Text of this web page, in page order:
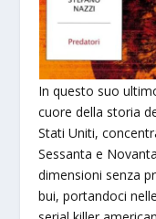
In questo suo
cuore della storia
Stati Uniti,
Sessanta e
dimensioni senza
bui, portandoci